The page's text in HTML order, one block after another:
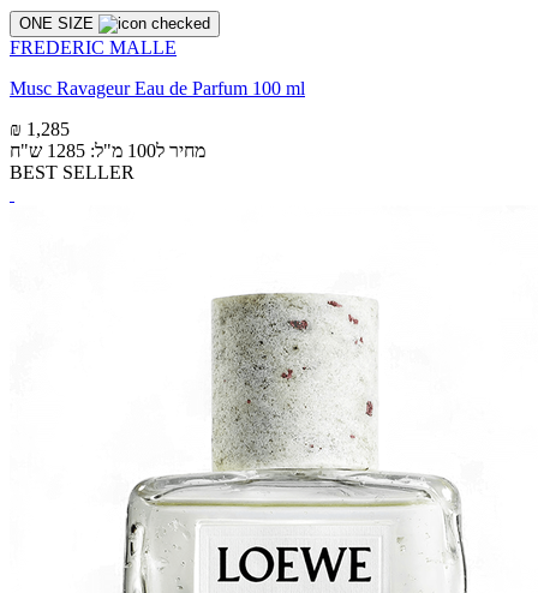
ONE SIZE
FREDERIC MALLE
Musc Ravageur Eau de Parfum 100 ml
₪ 1,285
מחיר ל100 מ"ל: 1285 ש"ח
BEST SELLER